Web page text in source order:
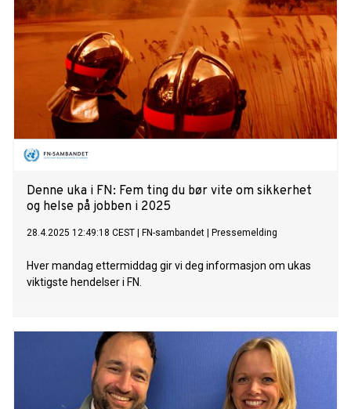
Denne uka i FN: Fem ting du bør vite om sikkerhet
og helse på jobben i 2025
28.4.2025 12:49:18 CEST FN-sambandet Pressemelding
Hver mandag ettermiddag gir vi deg informasjon om ukas
viktigste hendelser i FN.